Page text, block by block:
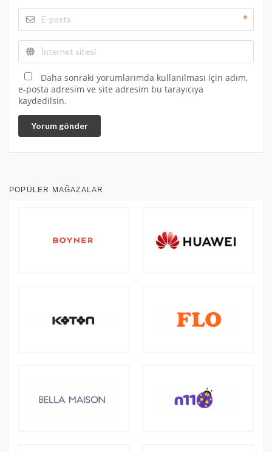
*
Daha sonraki yorumlarımda kullanılması için adım,
e-posta adresim ve site adresim bu tarayıcıya
kaydedilsin.
Yorum gönder
POPÜLER MAĞAZALAR